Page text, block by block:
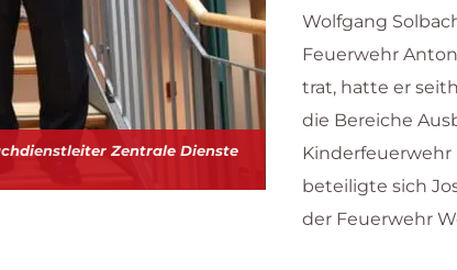
Zentrale Dienste
Wolfgang
Feuerwehr
trat, hatte er
die Bereiche
Kinderfeuerwehr
beteiligte sich
der Feuerwehr